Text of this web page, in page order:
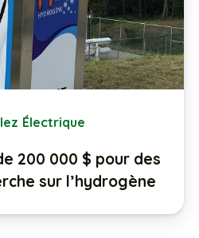
Électrique
200 000 $ pour des
sur l’hydrogène